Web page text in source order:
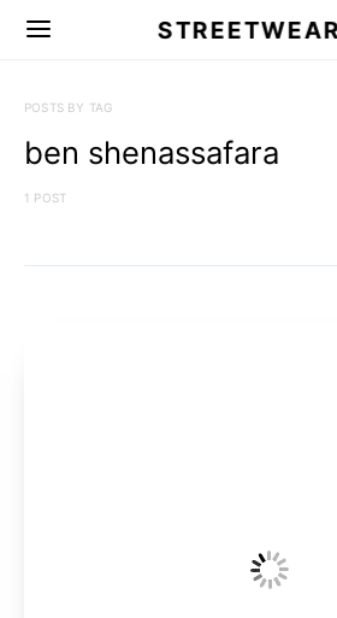
POSTS BY TAG
ben shenassafara
1 POST